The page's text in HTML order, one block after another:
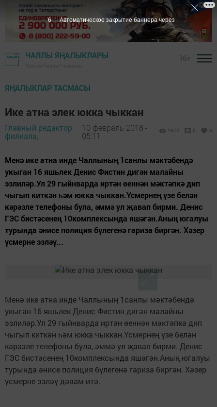
ЧАЛЛЫ ЯҢАЛЫКЛАРЫ
ЯҢАЛЫКЛАР ТАСМАСЫ
Ике атна элек юкка чыккан
Главный редактор
филиала,
10 февраль 2018 -
05:11
1372 0 0
Менә ике атна инде Чаллының 1санлы мәктәбендә
укыган 16 яшьлек Денис Фистин дигән малайны
эзлиләр.Ул 29 гыйнварда иртән өеннән мәктәпкә дип
чыгып киткән һәм юкка чыккан.Үсмернең үзе белән
кәрәзле телефоны була, әммә ул җавап бирми. Денис
ГЭС бистәсенең 10комплексында яшәгән.Аның югалуы
турында әнисе полиция бүлегенә гариза биргән. Хәзер
үсмерне эзләү...
Менә ике атна инде Чаллының 1санлы мәктәбендә
укыган 16 яшьлек Денис Фистин дигән малайны
эзлиләр.Ул 29 гыйнварда иртән өеннән мәктәпкә дип
чыгып киткән һәм юкка чыккан.Үсмернең үзе белән
кәрәзле телефоны була, әммә ул җавап бирми. Денис
ГЭС бистәсенең 10комплексында яшәгән.Аның югалуы
турында әнисе полиция бүлегенә гариза биргән. Хәзер
үсмерне эзләү дәвам итә.
5 Автоматическое закрытие баннера через